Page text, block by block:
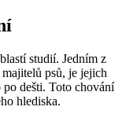
studií. Jedním z
psů, je jejich
dešti. Toto chování
hlediska.